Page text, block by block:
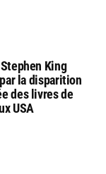
Stephen King
la disparition
des livres de
USA